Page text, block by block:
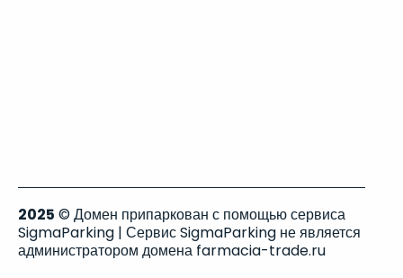
2025 © Домен припаркован с помощью сервиса
SigmaParking | Сервис SigmaParking не является
администратором домена farmacia-trade.ru